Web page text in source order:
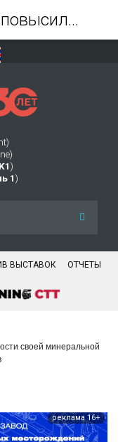
K1 )
1 )
ВЫСТАВОК ОТЧЕТЫ
своей минеральной
реклама 16+
Алмар существенно повысил уровень изученности своей минеральной базы и представил образцы добытых алмазов - Журнал Горная промышленность